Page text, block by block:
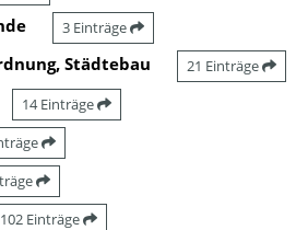
3 Einträge
Städtebau 21 Einträge
14 Einträge
102 Einträge